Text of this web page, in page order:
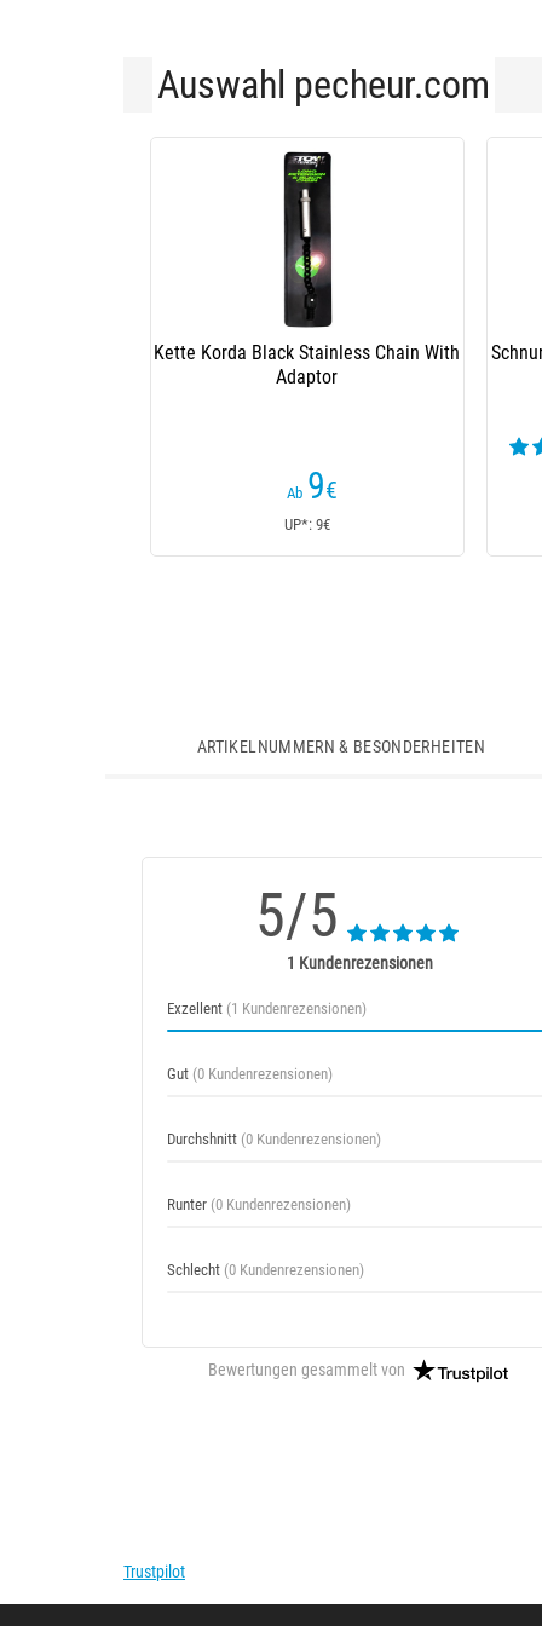
Auswahl pecheur.com
ARTIKELNUMMERN & BESONDERHEITEN
5/5
1 Kundenrezensionen
Exzellent (1 Kundenrezensionen)
Gut (0 Kundenrezensionen)
Durchshnitt (0 Kundenrezensionen)
Runter (0 Kundenrezensionen)
Schlecht (0 Kundenrezensionen)
Bewertungen gesammelt von
Trustpilot